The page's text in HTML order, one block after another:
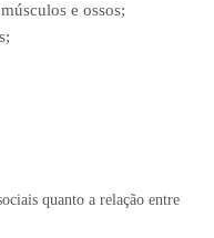
e ossos;
quanto a relação entre